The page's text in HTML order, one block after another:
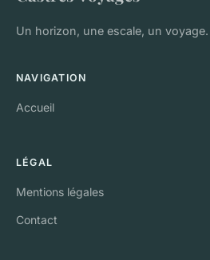
Un horizon, une escale, un voyage.
NAVIGATION
Accueil
LÉGAL
Mentions légales
Contact